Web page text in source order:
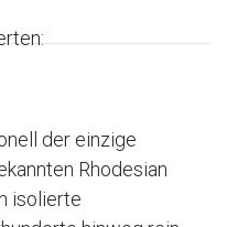
der einzige
Rhodesian
isolierte